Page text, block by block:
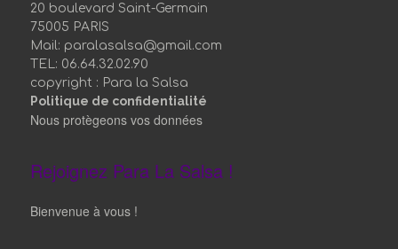
20 boulevard Saint-Germain
75005 PARIS
Mail: paralasalsa@gmail.com
TEL: 06.64.32.02.90
copyright : Para la Salsa
Politique de confidentialité
Nous protègeons vos données
Rejoignez Para La Salsa !
Bienvenue à vous !